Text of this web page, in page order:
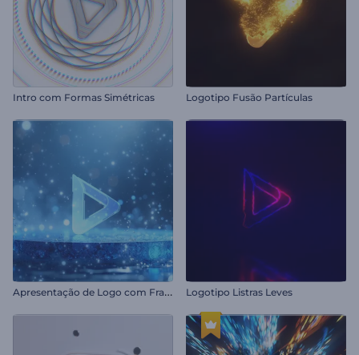
Intro com Formas Simétricas Logotipo Fusão Partículas
A
presentação de Logo com Fragmentos de Gelo Logotipo Listras Leves